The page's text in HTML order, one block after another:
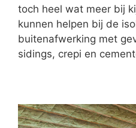
toch heel wat meer bij
kunnen helpen bij de
buitenafwerking met
sidings, crepi en